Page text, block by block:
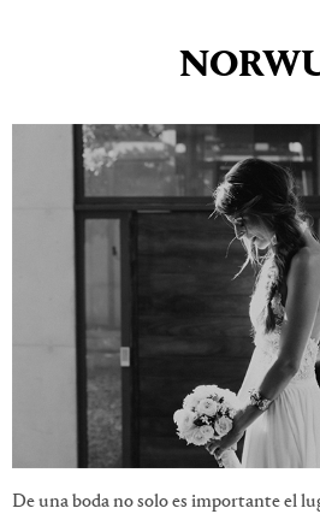
De una boda no solo es importante el